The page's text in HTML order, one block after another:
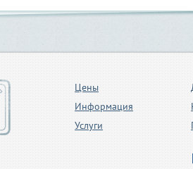
Цены
Информация
Услуги